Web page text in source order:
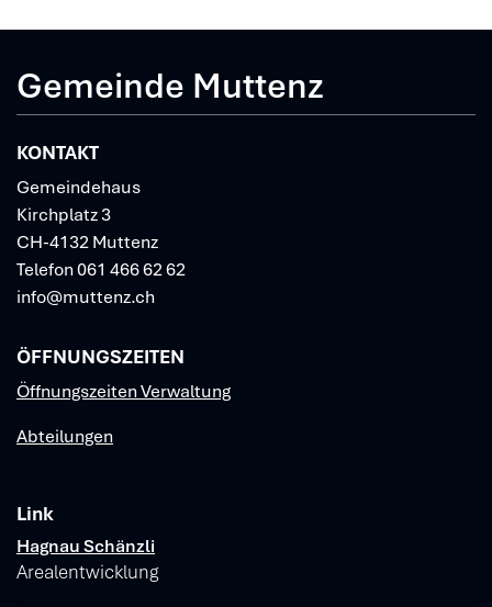
Gemeinde Muttenz
KONTAKT
Gemeindehaus
Kirchplatz 3
CH-4132 Muttenz
Telefon061 466 62 62
info@muttenz.ch
ÖFFNUNGSZEITEN
Öffnungszeiten Verwaltung
Abteilungen
Link
Verschiedene Informationen
Hagnau Schänzli
Arealentwicklung